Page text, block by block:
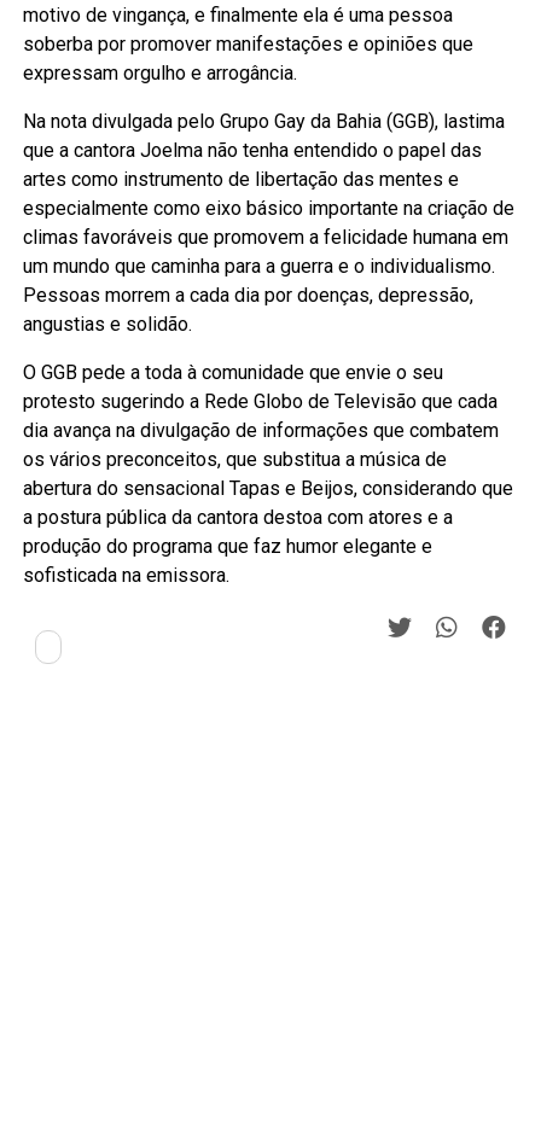
motivo de vingança, e finalmente ela é uma pessoa
soberba por promover manifestações e opiniões que
expressam orgulho e arrogância.
Na nota divulgada pelo Grupo Gay da Bahia (GGB), lastima
que a cantora Joelma não tenha entendido o papel das
artes como instrumento de libertação das mentes e
especialmente como eixo básico importante na criação de
climas favoráveis que promovem a felicidade humana em
um mundo que caminha para a guerra e o individualismo.
Pessoas morrem a cada dia por doenças, depressão,
angustias e solidão.
O GGB pede a toda à comunidade que envie o seu
protesto sugerindo a Rede Globo de Televisão que cada
dia avança na divulgação de informações que combatem
os vários preconceitos, que substitua a música de
abertura do sensacional Tapas e Beijos, considerando que
a postura pública da cantora destoa com atores e a
produção do programa que faz humor elegante e
sofisticada na emissora.